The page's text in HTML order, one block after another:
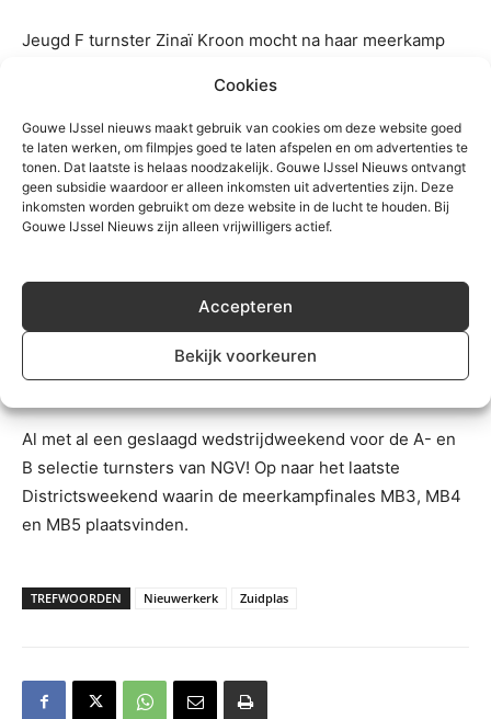
Cookies
Gouwe IJssel nieuws maakt gebruik van cookies om deze website goed
te laten werken, om filmpjes goed te laten afspelen en om advertenties te
tonen. Dat laatste is helaas noodzakelijk. Gouwe IJssel Nieuws ontvangt
geen subsidie waardoor er alleen inkomsten uit advertenties zijn. Deze
inkomsten worden gebruikt om deze website in de lucht te houden. Bij
Gouwe IJssel Nieuws zijn alleen vrijwilligers actief.
Accepteren
Bekijk voorkeuren
Jeugd F turnster Zinaï Kroon mocht na haar meerkamp
liet hier een goede oefening zien, maar eindigde helaas
buiten het podium. Jeugd F turnster Lyna Zondervan liet
een artistieke oefening zien tijdens haar vloerfinale,
maar helaas was dit niet genoeg voor het podium.
Jeugd G turnster Lisa Plaisier nam revanche op haar
de sprongfinale. Lisa straalde tijdens haar vloerfinale
waar zij zeer verdient het goud in ontvangst mocht
nemen! Zij mag zich hierdoor Districtskampioen vloer in
haar niveau noemen.
Al met al een geslaagd wedstrijdweekend voor de A- en
B selectie turnsters van NGV! Op naar het laatste
Districtsweekend waarin de meerkampfinales MB3, MB4
en MB5 plaatsvinden.
TREFWOORDEN Nieuwerkerk Zuidplas